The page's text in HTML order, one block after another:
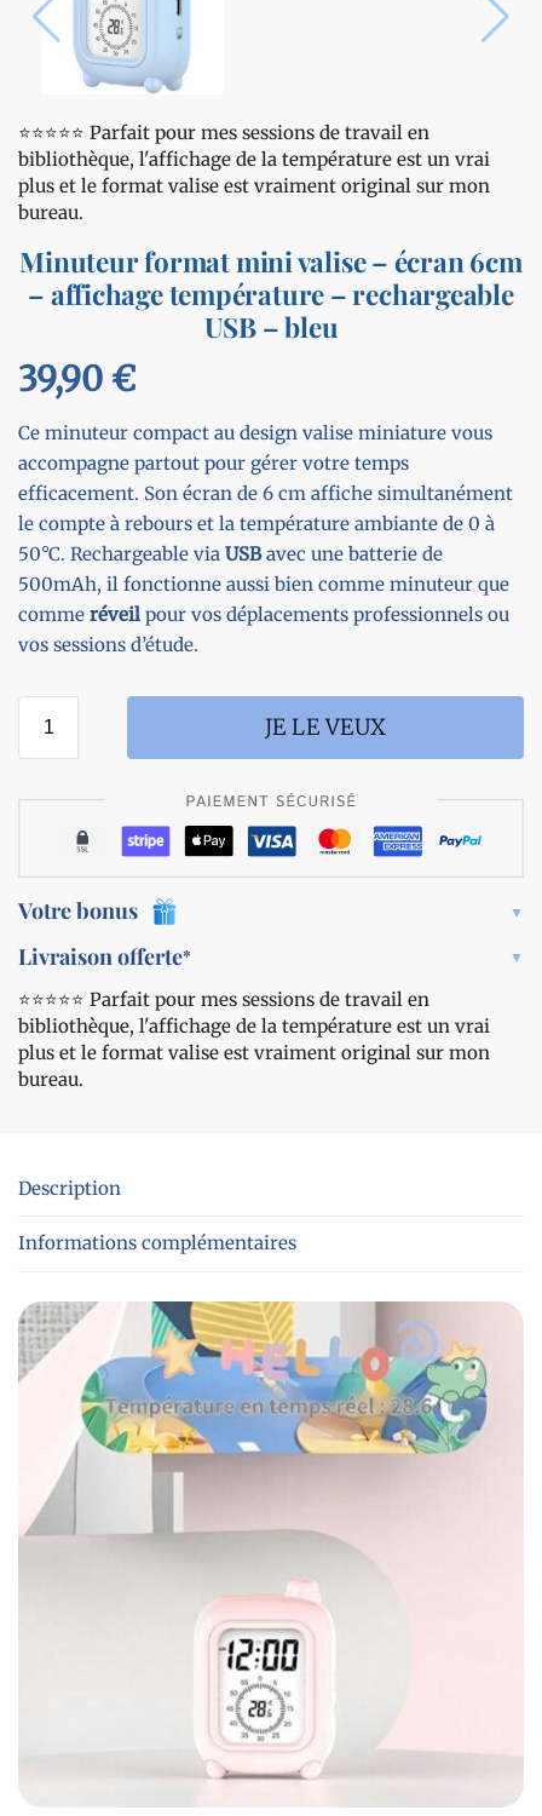
⭐️⭐️⭐️⭐️⭐️ Parfait pour mes sessions de travail en
bibliothèque, l'affichage de la température est un vrai
plus et le format valise est vraiment original sur mon
bureau.
Minuteur format mini valise – écran 6cm
– affichage température – rechargeable
USB – bleu
39,90 €
Ce minuteur compact au design valise miniature vous
accompagne partout pour gérer votre temps
efficacement. Son écran de 6 cm affiche simultanément
le compte à rebours et la température ambiante de 0 à
50°C. Rechargeable via USBavec une batterie de
500mAh, il fonctionne aussi bien comme minuteur que
comme réveil pour vos déplacements professionnels ou
vos sessions d’étude.
JE LE VEUX
Votre bonus
Livraison offerte*
⭐️⭐️⭐️⭐️⭐️ Parfait pour mes sessions de travail en
bibliothèque, l'affichage de la température est un vrai
plus et le format valise est vraiment original sur mon
bureau.
Description
Informations complémentaires